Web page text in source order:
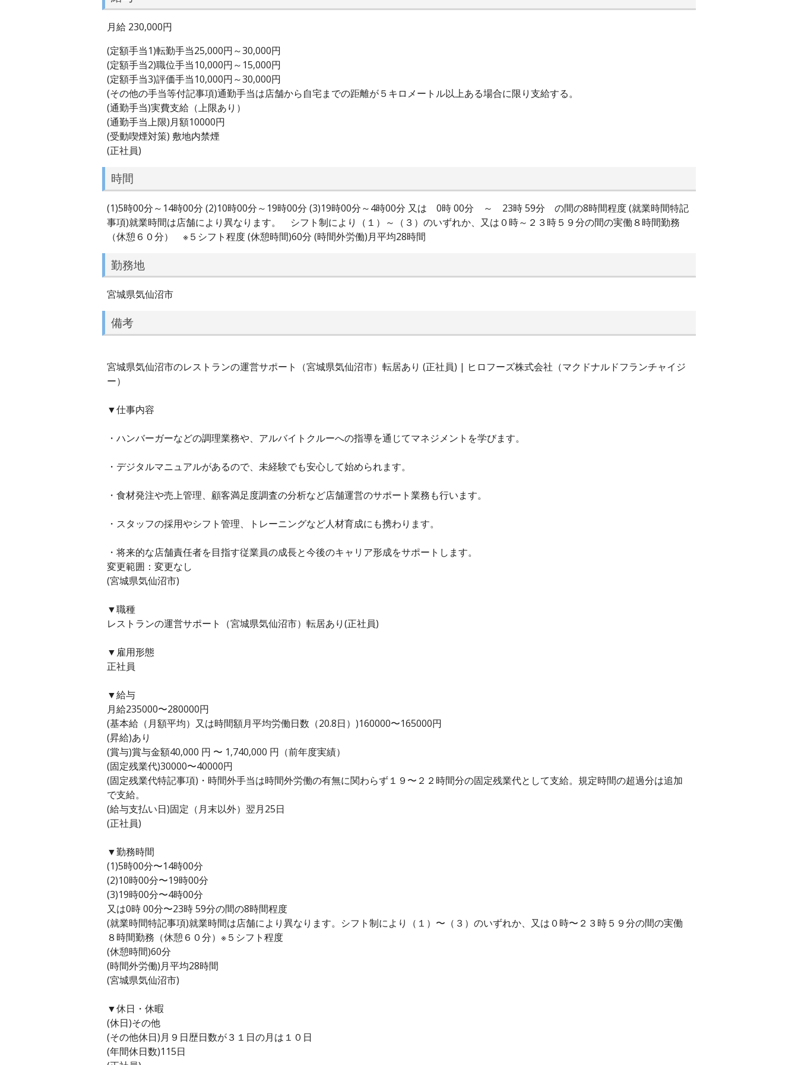
月給 230,000円
(定額手当1)転勤手当25,000円～30,000円
(定額手当2)職位手当10,000円～15,000円
(定額手当3)評価手当10,000円～30,000円
(その他の手当等付記事項)通勤手当は店舗から自宅までの距離が５キロメートル以上ある場合に限り支給する。
(通勤手当)実費支給（上限あり）
(通勤手当上限)月額10000円
(受動喫煙対策) 敷地内禁煙
(正社員)
時間
(1)5時00分～14時00分 (2)10時00分～19時00分 (3)19時00分～4時00分 又は 0時 00分 ～ 23時 59分 の間の8時間程度 (就業時間特記
事項)就業時間は店舗により異なります。 シフト制により（１）～（３）のいずれか、又は０時～２３時５９分の間の実働８時間勤務
（休憩６０分） ※５シフト程度 (休憩時間)60分 (時間外労働)月平均28時間
勤務地
宮城県気仙沼市
備考
宮城県気仙沼市のレストランの運営サポート（宮城県気仙沼市）転居あり (正社員) | ヒロフーズ株式会社（マクドナルドフランチャイジ
ー）
▼仕事内容
・ハンバーガーなどの調理業務や、アルバイトクルーへの指導を通じてマネジメントを学びます。
・デジタルマニュアルがあるので、未経験でも安心して始められます。
・食材発注や売上管理、顧客満足度調査の分析など店舗運営のサポート業務も行います。
・スタッフの採用やシフト管理、トレーニングなど人材育成にも携わります。
・将来的な店舗責任者を目指す従業員の成長と今後のキャリア形成をサポートします。
変更範囲：変更なし
(宮城県気仙沼市)
▼職種
レストランの運営サポート（宮城県気仙沼市）転居あり(正社員)
▼雇用形態
正社員
▼給与
月給235000〜280000円
(基本給（月額平均）又は時間額月平均労働日数（20.8日）)160000〜165000円
(昇給)あり
(賞与)賞与金額40,000 円 〜 1,740,000 円（前年度実績）
(固定残業代)30000〜40000円
(固定残業代特記事項)・時間外手当は時間外労働の有無に関わらず１９〜２２時間分の固定残業代として支給。規定時間の超過分は追加
で支給。
(給与支払い日)固定（月末以外）翌月25日
(正社員)
▼勤務時間
(1)5時00分〜14時00分
(2)10時00分〜19時00分
(3)19時00分〜4時00分
又は0時 00分〜23時 59分の間の8時間程度
(就業時間特記事項)就業時間は店舗により異なります。シフト制により（１）〜（３）のいずれか、又は０時〜２３時５９分の間の実働
８時間勤務（休憩６０分）※５シフト程度
(休憩時間)60分
(時間外労働)月平均28時間
(宮城県気仙沼市)
▼休日・休暇
(休日)その他
(その他休日)月９日歴日数が３１日の月は１０日
(年間休日数)115日